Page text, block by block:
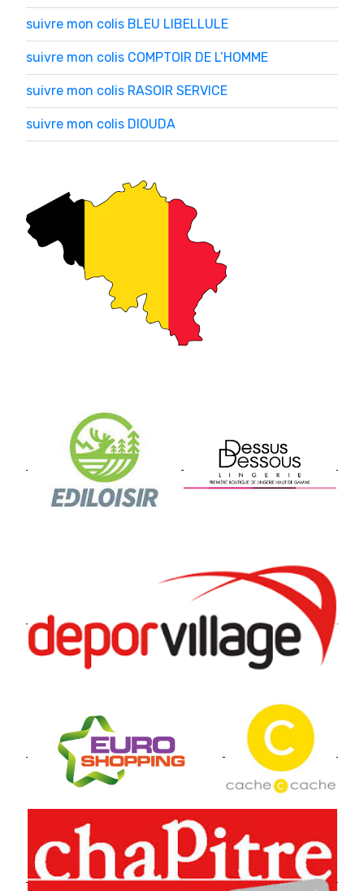
suivre mon colis BLEU LIBELLULE
suivre mon colis COMPTOIR DE L’HOMME
suivre mon colis RASOIR SERVICE
suivre mon colis DIOUDA